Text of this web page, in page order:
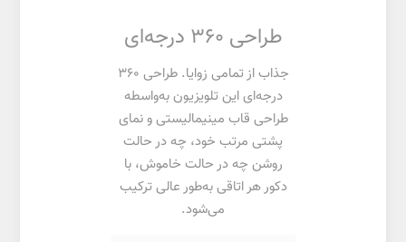
طراحی 360 درجه‌ای
جذاب از تمامی زوایا. طراحی 360
درجه‌ای این تلویزیون به‌واسطه
طراحی قاب مینیمالیستی و نمای
پشتی مرتب خود، چه در حالت
روشن چه در حالت خاموش، با
دکور هر اتاقی به‌طور عالی ترکیب
می‌شود.